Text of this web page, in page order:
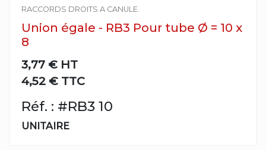
RACCORDS DROITS A CANULE
Union égale - RB3 Pour tube Ø = 10 x
8
3,77 € HT
4,52 € TTC
Réf. : #RB3 10
UNITAIRE